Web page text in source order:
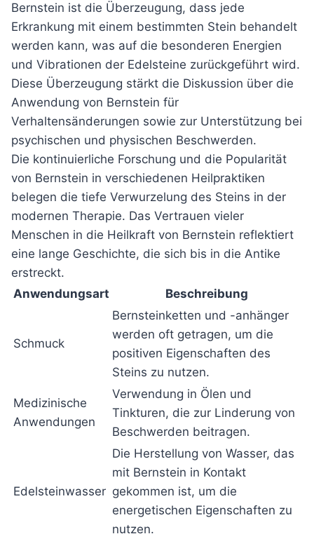
Bernstein ist die Überzeugung, dass jede
Erkrankung mit einem bestimmten Stein behandelt
werden kann, was auf die besonderen Energien
und Vibrationen der Edelsteine zurückgeführt wird.
Diese Überzeugung stärkt die Diskussion über die
Anwendung von Bernstein für
Verhaltensänderungen sowie zur Unterstützung bei
psychischen und physischen Beschwerden.
Die kontinuierliche Forschung und die Popularität
von Bernstein in verschiedenen Heilpraktiken
belegen die tiefe Verwurzelung des Steins in der
modernen Therapie. Das Vertrauen vieler
Menschen in die Heilkraft von Bernstein reflektiert
eine lange Geschichte, die sich bis in die Antike
erstreckt.
Anwendungsart
Beschreibung
Schmuck
Bernsteinketten und -anhänger
werden oft getragen, um die
positiven Eigenschaften des
Steins zu nutzen.
Medizinische
Anwendungen
Verwendung in Ölen und
Tinkturen, die zur Linderung von
Beschwerden beitragen.
Edelsteinwasser
Die Herstellung von Wasser, das
mit Bernstein in Kontakt
gekommen ist, um die
energetischen Eigenschaften zu
nutzen.